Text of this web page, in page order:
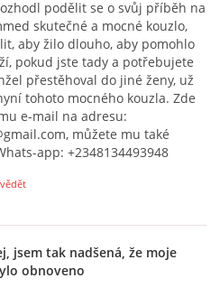
podělit se o svůj příběh na
skutečné a mocné kouzlo,
aby žilo dlouho, aby pomohlo
pokud jste tady a potřebujete
přestěhoval do jiné ženy, už
tohoto mocného kouzla. Zde
e-mail na adresu:
můžete mu také
app: +2348134493948
jsem tak nadšená, že moje
obnoveno